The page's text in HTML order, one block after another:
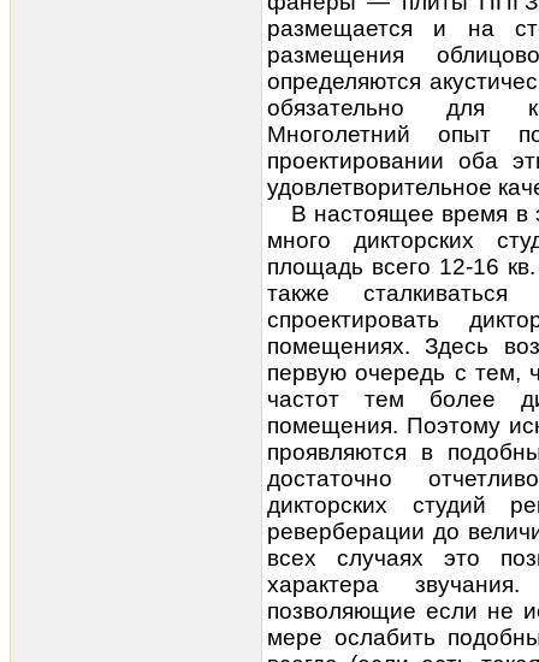
размещается и на
размещения
определяются
обязательно для
Многолетний опыт
проектировании оба
удовлетворительное
В настоящее время в
много дикторских
площадь всего 12-16
также
спроектировать
помещениях. Здесь
первую очередь с тем,
частот тем более
помещения. Поэтому
проявляются в
достаточно
дикторских студий
реверберации до
всех случаях это
характера
позволяющие если не
мере ослабить